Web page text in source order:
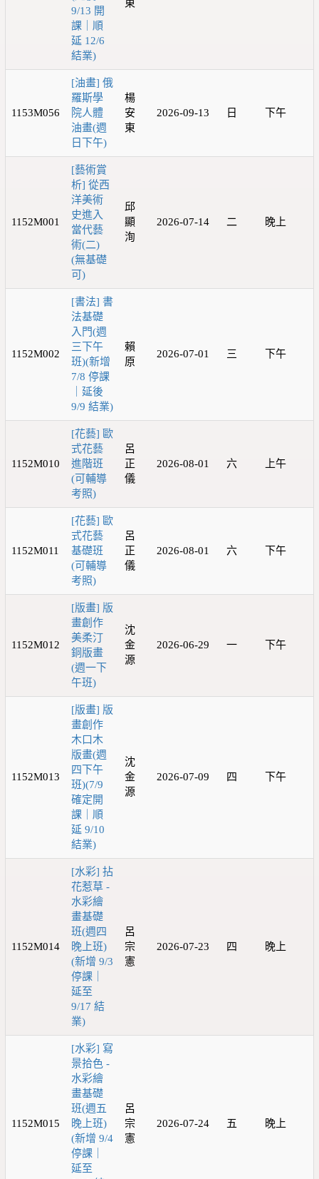
9/13 開
課｜順
延 12/6
結業)
東
1153M056
[油畫] 俄
羅斯學
院人體
油畫(週
日下午)
楊
安
東
2026-09-13 日 下午
1152M001
[藝術賞
析] 從西
洋美術
史進入
當代藝
術(二)
(無基礎
可)
邱
顯
洵
2026-07-14 二 晚上
1152M002
[書法] 書
法基礎
入門(週
三下午
班)(新增
7/8 停課
｜延後
9/9 結業)
賴
原
2026-07-01 三 下午
1152M010
[花藝] 歐
式花藝
進階班
(可輔導
考照)
呂
正
儀
2026-08-01 六 上午
1152M011
[花藝] 歐
式花藝
基礎班
(可輔導
考照)
呂
正
儀
2026-08-01 六 下午
1152M012
[版畫] 版
畫創作
美柔汀
銅版畫
(週一下
午班)
沈
金
源
2026-06-29 一 下午
1152M013
[版畫] 版
畫創作
木口木
版畫(週
四下午
班)(7/9
確定開
課｜順
延 9/10
結業)
沈
金
源
2026-07-09 四 下午
1152M014
[水彩] 拈
花惹草 -
水彩繪
畫基礎
班(週四
晚上班)
(新增 9/3
停課｜
延至
9/17 結
業)
呂
宗
憲
2026-07-23 四 晚上
1152M015
[水彩] 寫
景拾色 -
水彩繪
畫基礎
班(週五
晚上班)
(新增 9/4
停課｜
延至
呂
宗
憲
2026-07-24 五 晚上